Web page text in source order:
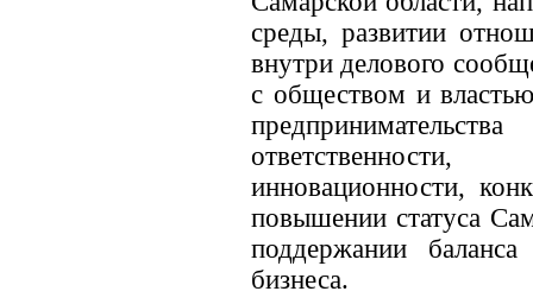
среды, развитии
внутри делового
с обществом и
инновационности,
повышении статуса
поддержании
бизнеса.